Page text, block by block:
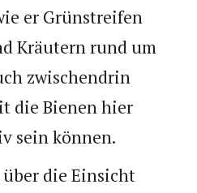
er Grünstreifen
Kräutern rund um
zwischendrin
die Bienen hier
sein können.
die Einsicht